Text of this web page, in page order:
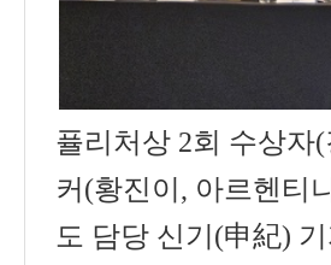
퓰리처상 2회 수상자(
커 (황진이 , 아르헨티
도 담당 신기 (申紀)